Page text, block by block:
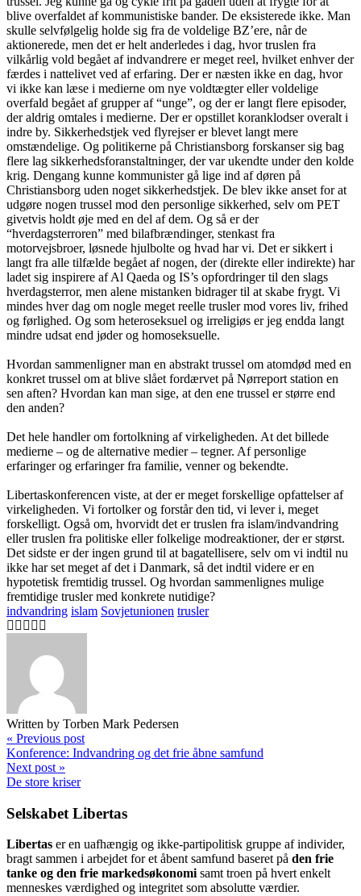
blive overfaldet af kommunistiske bander. De eksisterede ikke. Man
skulle selvfølgelig holde sig fra de voldelige BZ’ere, når de
aktionerede, men det er helt anderledes i dag, hvor truslen fra
vilkårlig vold begået af indvandrere er meget reel, hvilket enhver der
færdes i nattelivet ved af erfaring. Der er næsten ikke en dag, hvor
vi ikke kan læse i medierne om nye voldtægter eller voldelige
overfald begået af grupper af “unge”, og der er langt flere episoder,
der aldrig omtales i medierne. Der er opstillet koranklodser overalt i
indre by. Sikkerhedstjek ved flyrejser er blevet langt mere
omstændelige. Og politikerne på Christiansborg forskanser sig bag
flere lag sikkerhedsforanstaltninger, der var ukendte under den kolde
krig. Dengang kunne kommunister gå lige ind af døren på
Christiansborg uden noget sikkerhedstjek. De blev ikke anset for at
udgøre nogen trussel mod den personlige sikkerhed, selv om PET
givetvis holdt øje med en del af dem. Og så er der
“hverdagsterroren” med bilafbrændinger, stenkast fra
motorvejsbroer, løsnede hjulbolte og hvad har vi. Det er sikkert i
langt fra alle tilfælde begået af nogen, der (direkte eller indirekte) har
ladet sig inspirere af Al Qaeda og IS’s opfordringer til den slags
hverdagsterror, men alene mistanken bidrager til at skabe frygt. Vi
mindes hver dag om nogle meget reelle trusler mod vores liv, frihed
og førlighed. Og som heteroseksuel og irreligiøs er jeg endda langt
mindre udsat end jøder og homoseksuelle.
Hvordan sammenligner man en abstrakt trussel om atomdød med en
konkret trussel om at blive slået fordærvet på Nørreport station en
sen aften? Hvordan kan man sige, at den ene trussel er større end
den anden?
Det hele handler om fortolkning af virkeligheden. At det billede
medierne – og de alternative medier – tegner. Af personlige
erfaringer og erfaringer fra familie, venner og bekendte.
Libertaskonferencen viste, at der er meget forskellige opfattelser af
virkeligheden. Vi fortolker og forstår den tid, vi lever i, meget
forskelligt. Også om, hvorvidt det er truslen fra islam/indvandring
eller truslen fra politiske eller folkelige modreaktioner, der er størst.
Det sidste er der ingen grund til at bagatellisere, selv om vi indtil nu
ikke har set meget af det i Danmark, så det indtil videre er en
hypotetisk fremtidig trussel. Og hvordan sammenlignes mulige
fremtidige trusler med konkrete nutidige?
indvandring islam Sovjetunionen trusler
Written by Torben Mark Pedersen
« Previous post
Konference: Indvandring og det frie åbne samfund
Next post »
De store kriser
Selskabet Libertas
Libertas er en uafhængig og ikke-partipolitisk gruppe af individer,
bragt sammen i arbejdet for et åbent samfund baseret på den frie
tanke og den frie markedsøkonomi samt troen på hvert enkelt
menneskes værdighed og integritet som absolutte værdier.